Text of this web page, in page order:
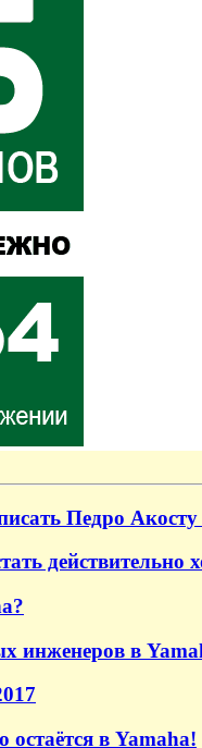
Педро
инженеров в
в Yamaha!